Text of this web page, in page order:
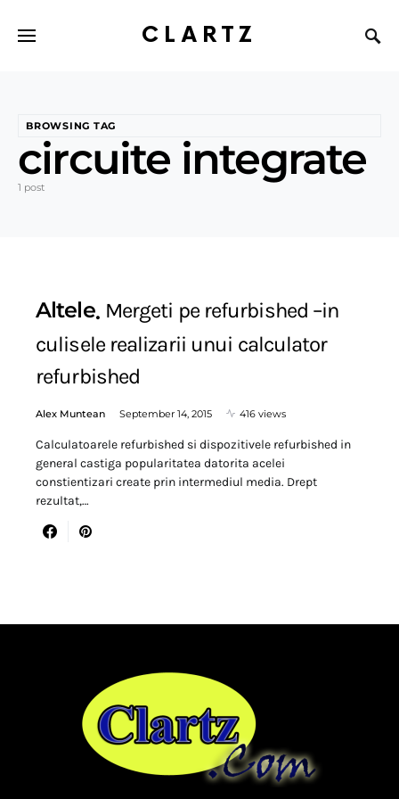
CLARTZ
BROWSING TAG
circuite integrate
1 post
Altele Mergeti pe refurbished –in
culisele realizarii unui calculator
refurbished
Alex Muntean September 14, 2015 416 views
Calculatoarele refurbished si dispozitivele refurbished in
general castiga popularitatea datorita acelei
constientizari create prin intermediul media. Drept
rezultat,…